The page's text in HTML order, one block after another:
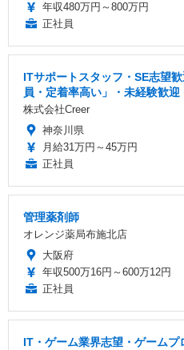
年収480万円～800万円
正社員
ITサポートスタッフ・SE志望
員・定着率高い」・未経験歓迎
株式会社Creer
神奈川県
月給31万円～45万円
正社員
管理薬剤師
オレンジ薬局布施北店
大阪府
年収500万16円～600万12円
正社員
IT・ゲーム業界志望・ゲーム